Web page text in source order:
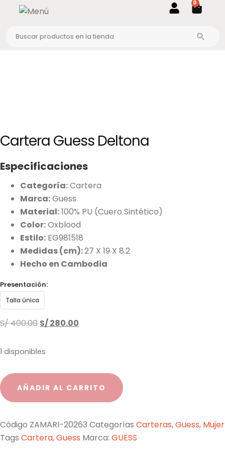
0
Cartera Guess Deltona
Especificaciones
Categoría:Cartera
Marca:Guess
Material:100% PU (Cuero Sintético)
Color:Oxblood
Estilo: EG981518
Medidas (cm):27 X 19 X 8.2
Hecho en Cambodia
Presentación:
Talla única
S/400.00 S/280.00
1 disponibles
AÑADIR AL CARRITO
Código ZAMARI-20263 Categorías Carteras,Guess, Mujer
Tags Cartera,Guess Marca: GUESS